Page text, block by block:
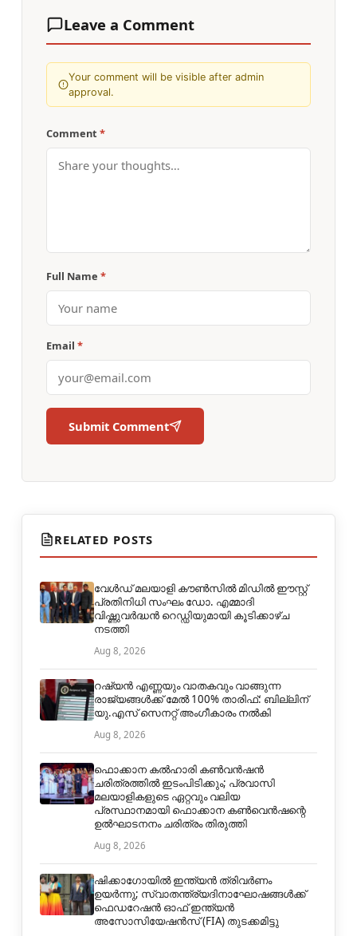
Leave a Comment
Your comment will be visible after admin
approval.
Comment *
Full Name *
Email *
Submit Comment
RELATED POSTS
വേൾഡ് മലയാളി കൗൺസിൽ മിഡിൽ ഈസ്റ്റ്
പ്രതിനിധി സംഘം ഡോ. എമ്മാദി
വിഷ്ണുവർദ്ധൻ റെഡ്ഡിയുമായി കൂടിക്കാഴ്ച
നടത്തി
Aug 8, 2026
റഷ്യൻ എണ്ണയും വാതകവും വാങ്ങുന്ന
രാജ്യങ്ങൾക്ക് മേൽ 100% താരിഫ്: ബില്ലിന്
യു.എസ് സെനറ്റ് അംഗീകാരം നൽകി
Aug 8, 2026
ഫൊക്കാന കൽഹാരി കൺവൻഷൻ
ചരിത്രത്തിൽ ഇടംപിടിക്കും; പ്രവാസി
മലയാളികളുടെ ഏറ്റവും വലിയ
പ്രസ്ഥാനമായി ഫൊക്കാന കൺവെൻഷന്റെ
ഉൽഘാടനനം ചരിത്രം തിരുത്തി
Aug 8, 2026
ഷിക്കാഗോയിൽ ഇന്ത്യൻ ത്രിവർണം
ഉയർന്നു; സ്വാതന്ത്ര്യദിനാഘോഷങ്ങൾക്ക്
ഫെഡറേഷൻ ഓഫ് ഇന്ത്യൻ
അസോസിയേഷൻസ് (FIA) തുടക്കമിട്ടു